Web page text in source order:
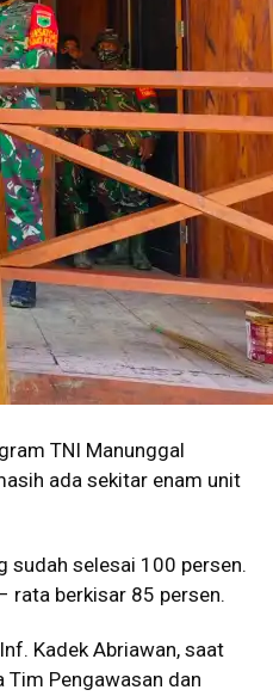
TNI Manunggal
ada sekitar enam unit
sudah selesai 100 persen.
rata berkisar 85 persen.
Kadek Abriawan, saat
Tim Pengawasan dan